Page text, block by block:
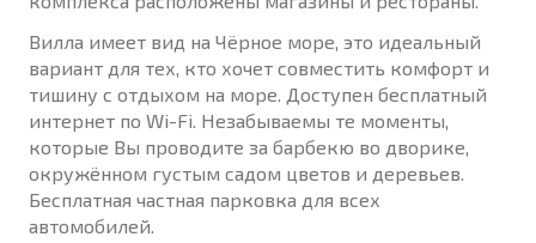
Вилла имеет вид на Чёрное море, это идеальный
вариант для тех, кто хочет совместить комфорт и
тишину с отдыхом на море. Доступен бесплатный
интернет по Wi-Fi. Незабываемы те моменты,
которые Вы проводите за барбекю во дворике,
окружённом густым садом цветов и деревьев.
Бесплатная частная парковка для всех
автомобилей.